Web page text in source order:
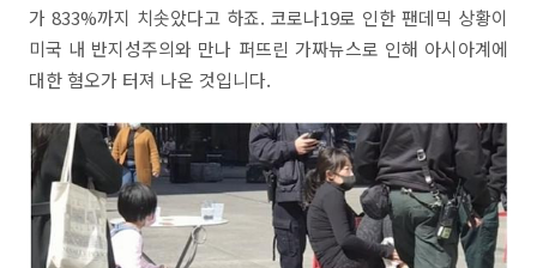
가 833%까지 치솟았다고 하죠. 코로나19로 인한 팬데믹 상황이
미국 내 반지성주의와 만나 퍼뜨린 가짜뉴스로 인해 아시아계에
대한 혐오가 터져 나온 것입니다.